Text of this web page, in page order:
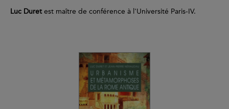
Luc Duretest maître de conférence à l'Université Paris-IV.